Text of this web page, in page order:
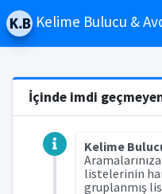
Kelime Bulucu &
İçinde imdi
Kelime
listelerinin
gruplanmış